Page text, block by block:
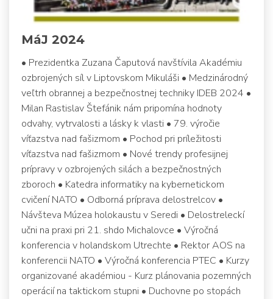
MáJ 2024
• Prezidentka Zuzana Čaputová navštívila Akadémiu
ozbrojených síl v Liptovskom Mikuláši • Medzinárodný
veľtrh obrannej a bezpečnostnej techniky IDEB 2024 •
Milan Rastislav Štefánik nám pripomína hodnoty
odvahy, vytrvalosti a lásky k vlasti • 79. výročie
víťazstva nad fašizmom • Pochod pri príležitosti
víťazstva nad fašizmom • Nové trendy profesijnej
prípravy v ozbrojených silách a bezpečnostných
zboroch • Katedra informatiky na kybernetickom
cvičení NATO • Odborná príprava delostrelcov •
Návšteva Múzea holokaustu v Seredi • Delostreleckí
učni na praxi pri 21. shdo Michalovce • Výročná
konferencia v holandskom Utrechte • Rektor AOS na
konferencii NATO • Výročná konferencia PTEC • Kurzy
organizované akadémiou - Kurz plánovania pozemných
operácií na taktickom stupni • Duchovne po stopách